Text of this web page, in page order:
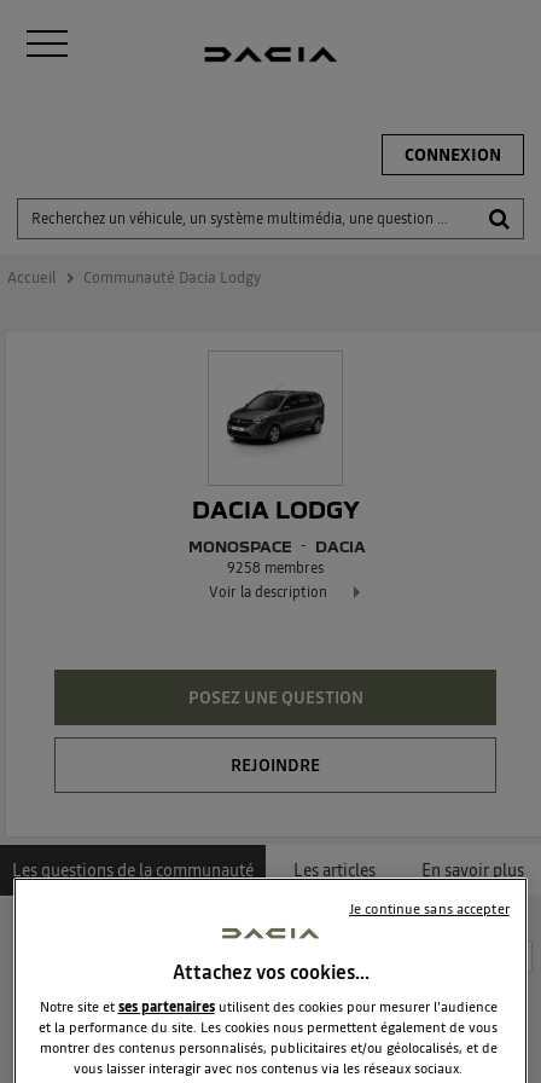
CONNEXION
Accueil Communauté Dacia Lodgy
DACIA LODGY
MONOSPACE DACIA
9258 membres
Voir la description
POSEZ UNE QUESTION
REJOINDRE
Les questions de la communauté Les articles En savoir plus
stg17540
Le7 septembre 2013à 09:21
Attachez vos cookies…
Notre site etses partenairesutilisent des cookies pour mesurer l'audience
et la performance du site. Les cookies nous permettent également de vous
montrer des contenus personnalisés, publicitaires et/ou géolocalisés, et de
vous laisser interagir avec nos contenus via les réseaux sociaux.
Je continue sans accepter